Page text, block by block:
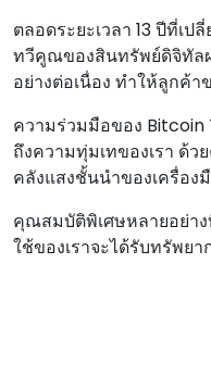
ตลอดระยะเวลา 13 ปีที่เ
ทวีคูณของสินทรัพย์ดิจิทัล
อย่างต่อเนื่อง ทําให้ลูกค้า
ความร่วมมือของ
ถึงความทุ่มเทของเรา ด้
คลังแสงชั้นนําของเครื่อ
คุณสมบัติพิเศษหลายอย่า
ใช้ของเราจะได้รับทรัพย